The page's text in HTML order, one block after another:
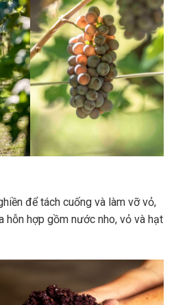
để tách cuống và làm vỡ vỏ,
hỗn hợp gồm nước nho, vỏ và hạt